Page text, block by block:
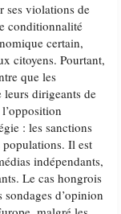
ses violations de
conditionnalité
certain,
citoyens. Pourtant,
que les
dirigeants de
: les sanctions
Il est
indépendants,
Le cas hongrois
sondages d’opinion